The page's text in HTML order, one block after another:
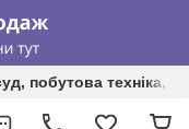
побутова техніка,